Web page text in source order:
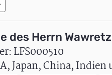
des Herrn
LFS000510
Japan, China,